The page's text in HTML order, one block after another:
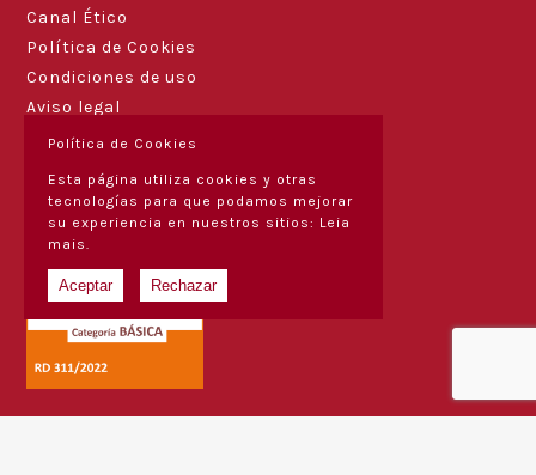
Canal Ético
Política de Cookies
Condiciones de uso
Aviso legal
Política de Cookies
Esta página utiliza cookies y otras
tecnologías para que podamos mejorar
su experiencia en nuestros sitios: Leia
mais.
Aceptar Rechazar